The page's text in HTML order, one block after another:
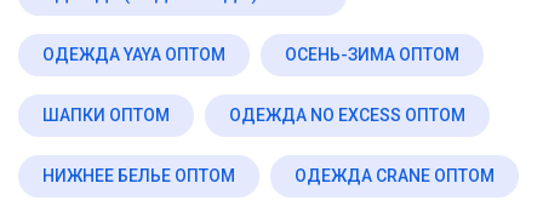
ОДЕЖДА YAYA ОПТОМ ОСЕНЬ-ЗИМА ОПТОМ
ШАПКИ ОПТОМ ОДЕЖДА NO EXCESS ОПТОМ
НИЖНЕЕ БЕЛЬЕ ОПТОМ ОДЕЖДА CRANE ОПТОМ